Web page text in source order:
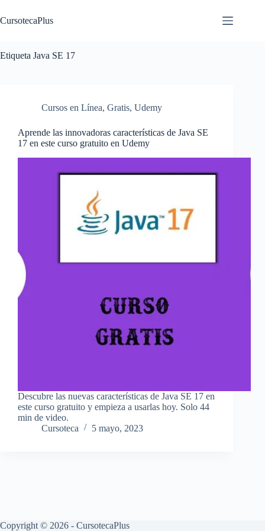
al
contenido
CursotecaPlus
Etiqueta Java SE 17
Cursos en Línea, Gratis, Udemy
Aprende las innovadoras características de Java SE
17 en este curso gratuito en Udemy
Descubre las nuevas características de Java SE 17 en
este curso gratuito y empieza a usarlas hoy. Solo 44
min de video.
Cursoteca
5 mayo, 2023
Copyright © 2026 - CursotecaPlus